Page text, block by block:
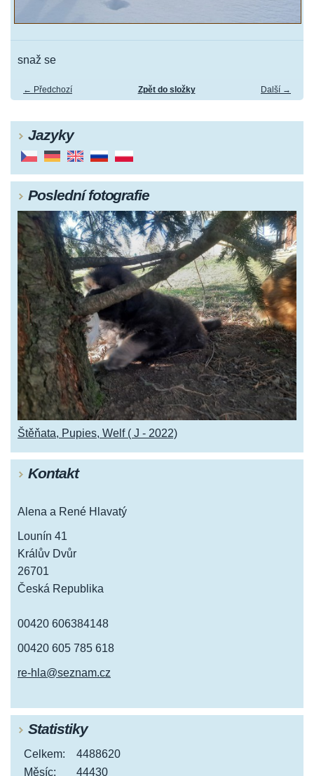
snaž se
← Předchozí Další →
Zpět do složky
Jazyky
Poslední fotografie
Štěňata, Pupies, Welf ( J - 2022)
Kontakt
Alena a René Hlavatý
Lounín 41
Králův Dvůr
26701
Česká Republika
00420 606384148
00420 605 785 618
re-hla@seznam.cz
Statistiky
Celkem:
4488620
Měsíc:
44430